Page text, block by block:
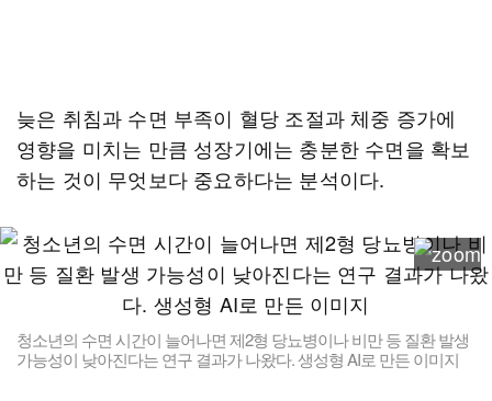
늦은 취침과 수면 부족이 혈당 조절과 체중 증가에
영향을 미치는 만큼 성장기에는 충분한 수면을 확보
하는 것이 무엇보다 중요하다는 분석이다.
청소년의 수면 시간이 늘어나면 제2형 당뇨병이나 비만 등 질환 발생
가능성이 낮아진다는 연구 결과가 나왔다. 생성형 AI로 만든 이미지